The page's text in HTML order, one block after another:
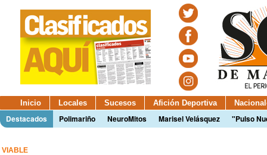
Inicio Locales Sucesos Afición Deportiva
Destacados Polimariño NeuroMitos Marisel Velásquez "Pulso
VIABLE